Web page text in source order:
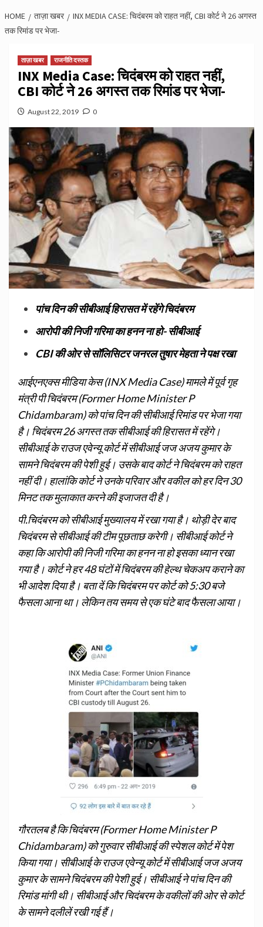
HOME ताज़ा खबर
INX MEDIA CASE: चिदंबरम को राहत नहीं, CBI कोर्ट ने 26 अगस्त
तक रिमांड पर भेजा-
ताज़ा खबर राजनीति दस्तक
INX Media Case: चिदंबरम को राहत नहीं,
CBI कोर्ट ने 26 अगस्त तक रिमांड पर भेजा-
August 22, 2019 0
पांच दिन की सीबीआई हिरासत में रहेंगे चिदंबरम
आरोपी की निजी गरिमा का हनन ना हो- सीबीआई
CBI की ओर से सॉलिसिटर जनरल तुषार मेहता ने पक्ष रखा
आईएनएक्‍स मीडिया केस (INX Media Case) मामले में पूर्व गृह
मंत्री पी चिदंबरम (Former Home Minister P
Chidambaram) को पांच दिन की सीबीआई रिमांड पर भेजा गया
है। चिदंबरम 26 अगस्त तक सीबीआई की हिरासत में रहेंगे।
सीबीआई के राउज एवेन्यू कोर्ट में सीबीआई जज अजय कुमार के
सामने चिदंबरम की पेशी हुई। उसके बाद कोर्ट ने चिदंबरम को राहत
नहीं दी। हालांकि कोर्ट ने उनके परिवार और वकील को हर दिन 30
मिनट तक मुलाकात करने की इजाजत दी है।
पी.चिदंबरम को सीबीआई मुख्यालय में रखा गया है। थोड़ी देर बाद
चिदंबरम से सीबीआई की टीम पूछताछ करेगी। सीबीआई कोर्ट ने
कहा कि आरोपी की निजी गरिमा का हनन ना हो इसका ध्यान रखा
गया है। कोर्ट ने हर 48 घंटों में चिदंबरम की हेल्थ चेकअप कराने का
भी आदेश दिया है। बता दें कि चिदंबरम पर कोर्ट को 5:30 बजे
फैसला आना था। लेकिन तय समय से एक घंटे बाद फैसला आया।
गौरतलब है कि चिदंबरम (Former Home Minister P
Chidambaram) को गुरुवार सीबीआई की स्पेशल कोर्ट में पेश
किया गया। सीबीआई के राउज एवेन्यू कोर्ट में सीबीआई जज अजय
कुमार के सामने चिदंबरम की पेशी हुई। सीबीआई ने पांच दिन की
रिमांड मांगी थी। सीबीआई और चिदंबरम के वकीलों की ओर से कोर्ट
के सामने दलीलें रखी गई हैं।